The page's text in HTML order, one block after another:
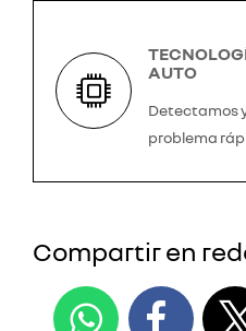
AUTO
Detectamos
problema
Compartir en